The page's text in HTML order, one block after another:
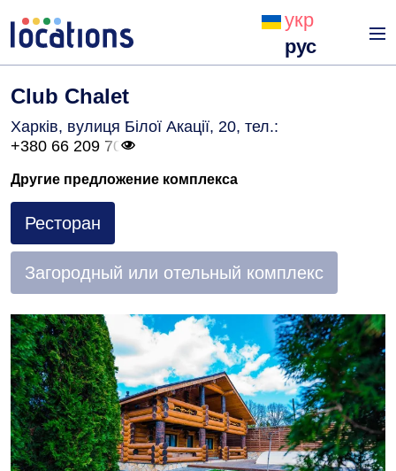
укр
рус
Club Chalet
Харків, вулиця Білої Акації, 20, тел.:
+380 66 209 70
Другие предложение комплекса
Ресторан
Загородный или отельный комплекс